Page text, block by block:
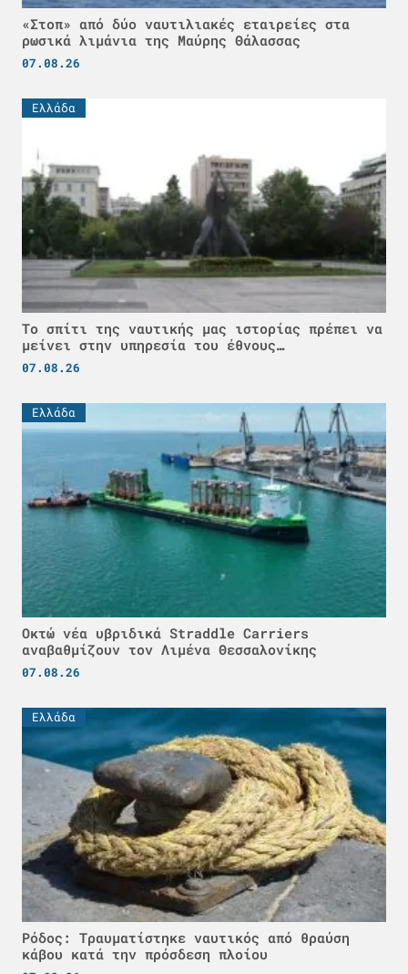
«Στοπ» από δύο ναυτιλιακές εταιρείες στα
ρωσικά λιμάνια της Μαύρης Θάλασσας
07.08.26
Ελλάδα
Το σπίτι της ναυτικής μας ιστορίας πρέπει να
μείνει στην υπηρεσία του έθνους…
07.08.26
Ελλάδα
Οκτώ νέα υβριδικά Straddle Carriers
αναβαθμίζουν τον Λιμένα Θεσσαλονίκης
07.08.26
Ελλάδα
Ρόδος: Τραυματίστηκε ναυτικός από θραύση
κάβου κατά την πρόσδεση πλοίου